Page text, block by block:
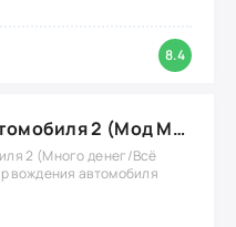
8.4
Симулятор Автомобиля 2 (Мод Много денег/Всё открыто)
2 (Много денег/Всё
вождения автомобиля